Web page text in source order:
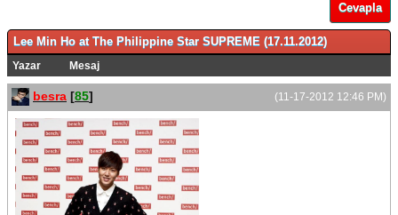
Cevapla
Lee Min Ho at The Philippine Star SUPREME (17.11.2012)
Yazar Mesaj
(11-17-2012 12:46 PM)
besra [85]